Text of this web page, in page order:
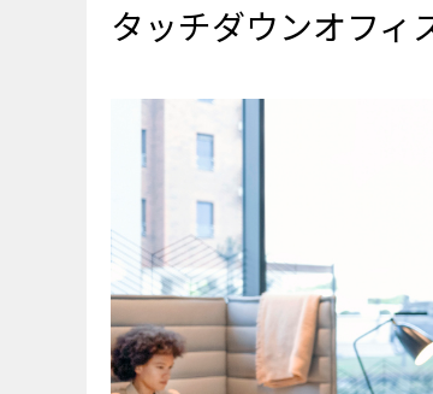
タッチダウン
■業務効
■業務に
■コワー
■レンタ
■オフィ
タッチダウ
タッチダウ
タッチダウンオフィ